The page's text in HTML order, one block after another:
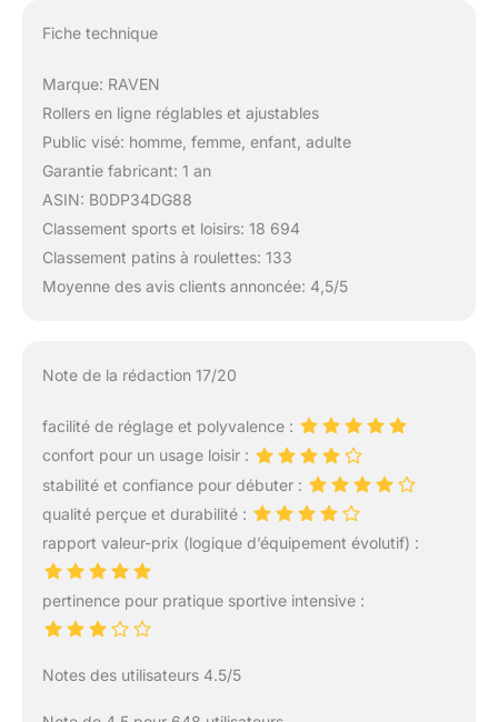
Fiche technique
Marque: RAVEN
Rollers en ligne réglables et ajustables
Public visé: homme, femme, enfant, adulte
Garantie fabricant: 1 an
ASIN: B0DP34DG88
Classement sports et loisirs: 18 694
Classement patins à roulettes: 133
Moyenne des avis clients annoncée: 4,5/5
Note de la rédaction 17/20
facilité de réglage et polyvalence :
confort pour un usage loisir :
stabilité et confiance pour débuter :
qualité perçue et durabilité :
rapport valeur-prix (logique d’équipement évolutif) :
pertinence pour pratique sportive intensive :
Notes des utilisateurs 4.5/5